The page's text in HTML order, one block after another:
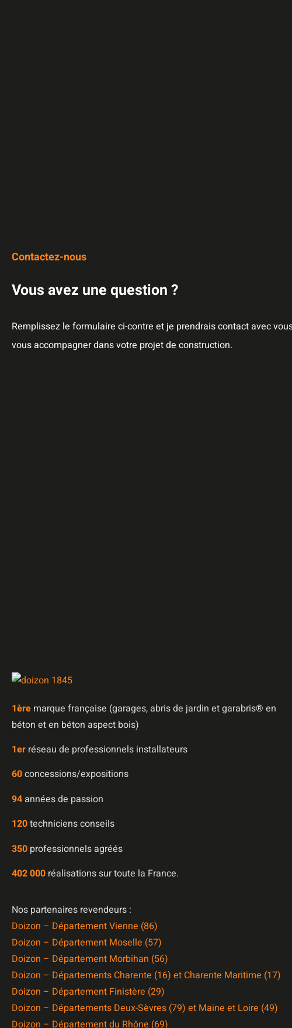
Contactez-nous
Vous avez une question ?
Remplissez le formulaire ci-contre et je prendrais contact avec
vous accompagner dans votre projet de construction.
1ère marque française (garages, abris de jardin et garabris®️ en
béton et en béton aspect bois)
1er réseau de professionnels installateurs
60concessions/expositions
94 années de passion
120techniciens conseils
350 professionnels agréés
402 000 réalisations sur toute la France.
Nos partenaires revendeurs :
Doizon – Département Vienne (86)
Doizon – Département Moselle (57)
Doizon – Département Morbihan (56)
Doizon – Départements Charente (16) et Charente Maritime (17)
Doizon – Département Finistère (29)
Doizon – Départements Deux-Sèvres (79) et Maine et Loire (49)
Doizon – Département du Rhône (69)